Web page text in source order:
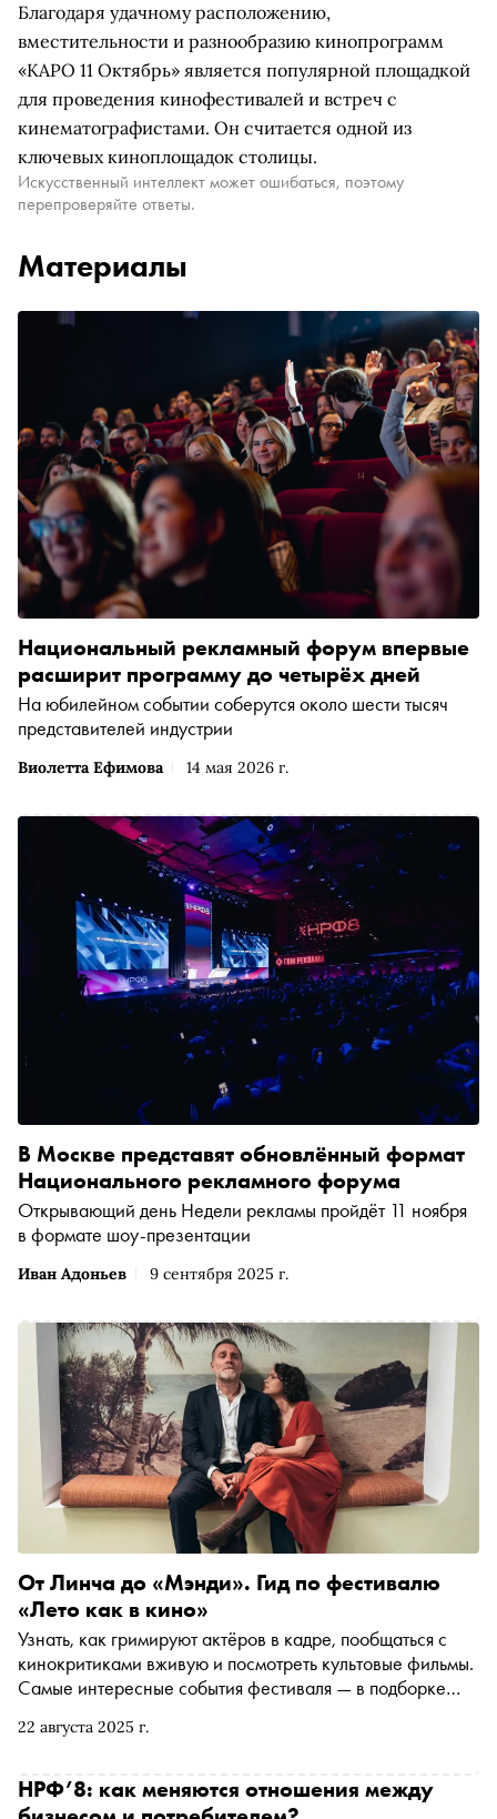
Благодаря удачному расположению,
вместительности и разнообразию кинопрограмм
«КАРО 11 Октябрь» является популярной площадкой
для проведения кинофестивалей и встреч с
кинематографистами. Он считается одной из
ключевых киноплощадок столицы.
Искусственный интеллект может ошибаться, поэтому
перепроверяйте ответы.
Материалы
Виолетта Ефимова 14 мая 2026 г.
Национальный рекламный форум впервые
расширит программу до четырёх дней
На юбилейном событии соберутся около шести тысяч
представителей индустрии
Иван Адоньев 9 сентября 2025 г.
В Москве представят обновлённый формат
Национального рекламного форума
Открывающий день Недели рекламы пройдёт 11 ноября
в формате шоу-презентации
22 августа 2025 г.
От Линча до «Мэнди». Гид по фестивалю
«Лето как в кино»
Узнать, как гримируют актёров в кадре, пообщаться с
кинокритиками вживую и посмотреть культовые фильмы.
Самые интересные события фестиваля — в подборке
НРФ’8: как меняются отношения между